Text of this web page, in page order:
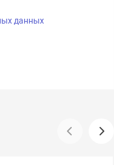
данных